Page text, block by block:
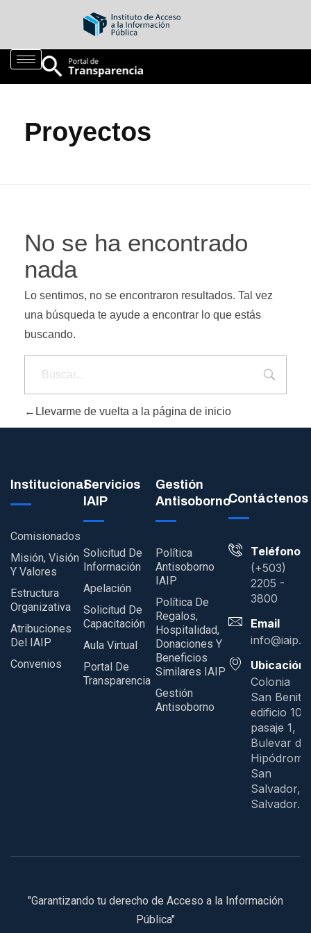
Proyectos
No se ha encontrado
nada
Lo sentimos, no se encontraron resultados. Tal vez
una búsqueda te ayude a encontrar lo que estás
buscando.
Llevarme de vuelta a la página de inicio
Institucional
Comisionados
Misión, Visión
Y Valores
Estructura
Organizativa
Atribuciones
Del IAIP
Convenios
Servicios
IAIP
Solicitud De
Información
Apelación
Solicitud De
Capacitación
Aula Virtual
Portal De
Transparencia
Gestión
Antisoborno
Política
Antisoborno
IAIP
Política De
Regalos,
Hospitalidad,
Donaciones Y
Beneficios
Similares IAIP
Gestión
Antisoborno
Contáctenos
Teléfono
(+503)
2205 -
3800
Email
Ubicación
Colonia
San Benito,
edificio
pasaje 1,
Bulevar del
San
Salvador,
Salvador.
"Garantizando tu derecho de Acceso a la Información
Pública"